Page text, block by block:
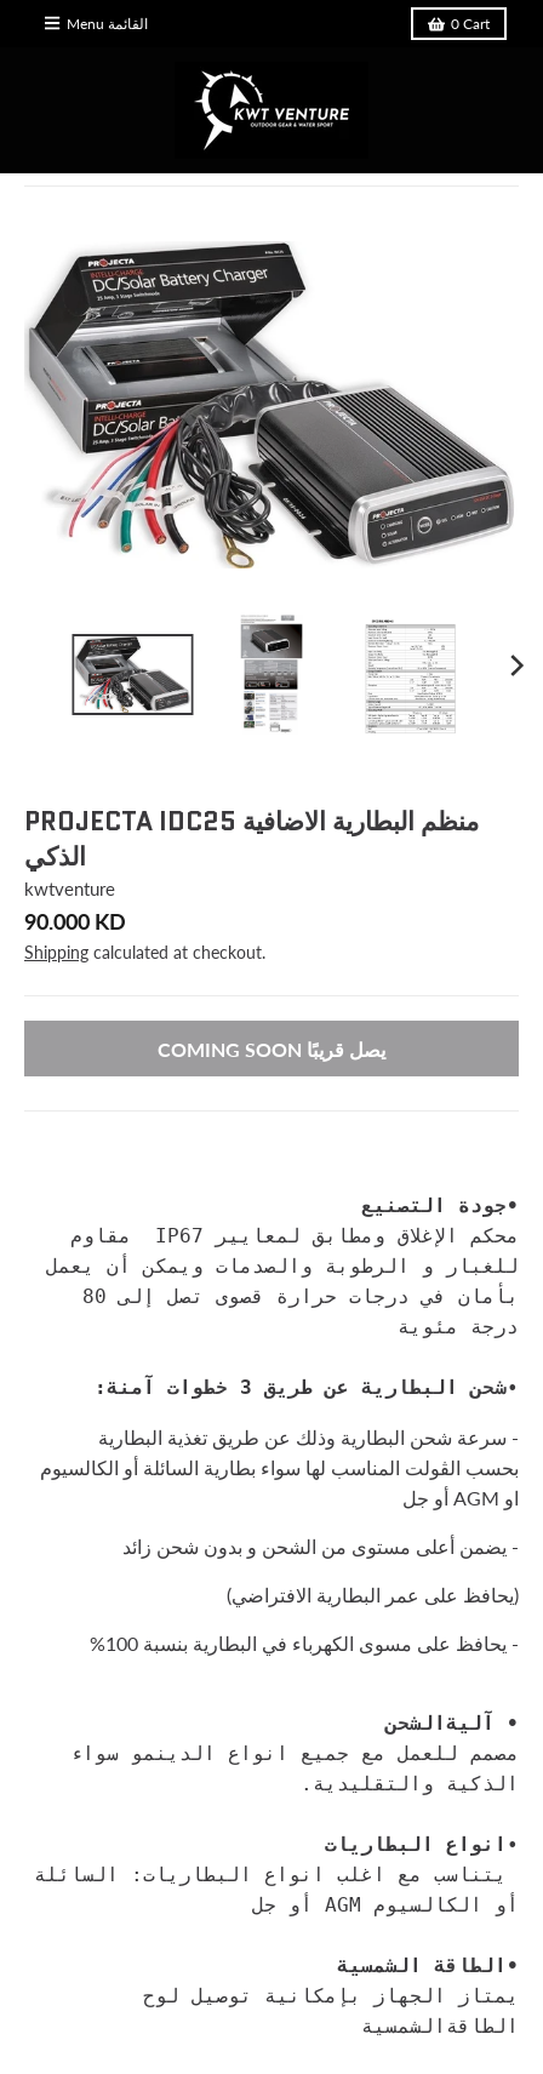
Menu القائمة 0 Cart
PROJECTA IDC25 منظم البطارية الاضافية
الذكي
kwtventure
90.000 KD
Shipping calculated at checkout.
COMING SOON يصل قريبًا
•جودة التصنيع
درجة مئوية
•شحن البطارية عن طريق خطوات آمنة :
- سرعة شحن البطارية وذلك عن طريق تغذية البطارية
بحسب الڤولت المناسب لها سواء بطارية السائلة أو الكالسيوم
او
أو جل
- يضمن أعلى مستوى من الشحن و بدون شحن زائد
(يحافظ على عمر البطارية الافتراضي)
- يحافظ على مسوى الكهرباء في البطارية بنسبة
• آليةالشحن
الذكية والتقليدية.
•
انواع البطاريات
أو الكالسيوم AGM أو جل
•الطاقة الشمسية
الطاقةالشمسية